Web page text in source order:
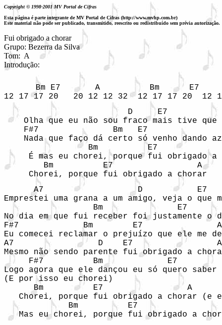
Copyright © 1998-2001 MV Portal de Cifras
Esta página é parte integrante de MV Portal de Cifras (http://www.mvhp.com.br)
Este material não pode ser publicado, transmitido, reescrito ou redistribuído sem prévia autorização.
Fui obrigado a chorar
Grupo: Bezerra da Silva
Tom:  A
Bm E7       A          Bm      E7
12 17 17 20   20 12 12 32  12 17 17 20  12
D     E7
Olha que eu não sou fraco mais tive que
F#7               Bm   E7
Nada que faço dá certo só venho dando
Bm          E7
É mas eu chorei, porque fui obrigado a
        Bm          E7                 A
     Chorei, porque fui obrigado a chorar
A7                   D           E7
Emprestei uma grana a um amigo, veja o que
Bm               E7
No dia em que fui receber foi justamente o
F#7             Bm        E7               A
Eu comecei reclamar o prejuízo que ele me
A7                 D    E7                 A
Mesmo não sendo parente fui obrigado a
F#7          Bm             E7
Logo agora que ele dançou eu só quero saber
(E por isso eu chorei)
      Bm          E7                 A
Chorei, porque fui obrigado a chorar (e
Bm          E7
Mas eu chorei, porque fui obrigado a